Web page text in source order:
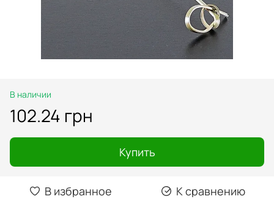
В наличии
102.24 грн
Купить
В избранное К сравнению